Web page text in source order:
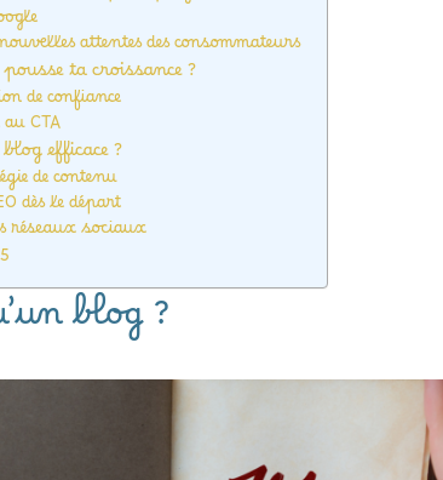
attentes des consommateurs
ta croissance ?
de confiance
CTA
efficace ?
de contenu
dès le départ
réseaux sociaux
blog ?